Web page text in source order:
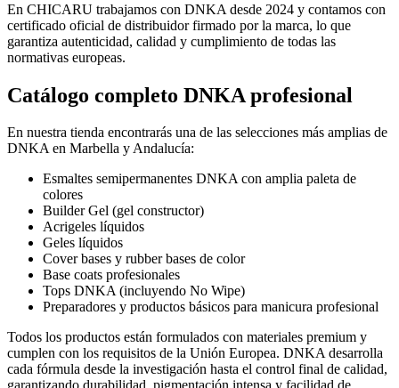
En CHICARU trabajamos con DNKA desde 2024 y contamos con
certificado oficial de distribuidor firmado por la marca, lo que
garantiza autenticidad, calidad y cumplimiento de todas las
normativas europeas.
Catálogo completo DNKA profesional
En nuestra tienda encontrarás una de las selecciones más amplias de
DNKA en Marbella y Andalucía:
Esmaltes semipermanentes DNKA con amplia paleta de
colores
Builder Gel (gel constructor)
Acrigeles líquidos
Geles líquidos
Cover bases y rubber bases de color
Base coats profesionales
Tops DNKA (incluyendo No Wipe)
Preparadores y productos básicos para manicura profesional
Todos los productos están formulados con materiales premium y
cumplen con los requisitos de la Unión Europea. DNKA desarrolla
cada fórmula desde la investigación hasta el control final de calidad,